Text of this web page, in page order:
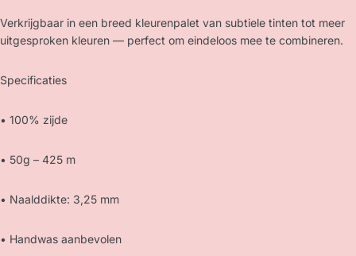
Verkrijgbaar in een breed kleurenpalet van subtiele tinten tot meer
uitgesproken kleuren — perfect om eindeloos mee te combineren.
Specificaties
• 100% zijde
• 50g – 425 m
• Naalddikte: 3,25 mm
• Handwas aanbevolen